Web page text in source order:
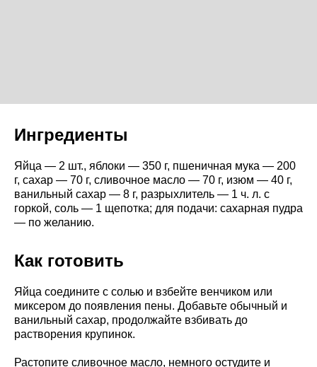
Ингредиенты
Яйца — 2 шт., яблоки — 350 г, пшеничная мука — 200
г, сахар — 70 г, сливочное масло — 70 г, изюм — 40 г,
ванильный сахар — 8 г, разрыхлитель — 1 ч. л. с
горкой, соль — 1 щепотка; для подачи: сахарная пудра
— по желанию.
Как готовить
Яйца соедините с солью и взбейте венчиком или
миксером до появления пены. Добавьте обычный и
ванильный сахар, продолжайте взбивать до
растворения крупинок.
Растопите сливочное масло, немного остудите и